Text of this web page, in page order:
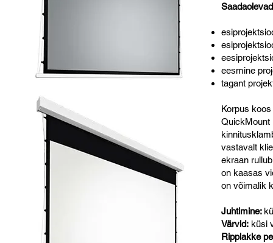
eesmine
tagant
Korpus
QuickMount
vastavalt
ekraan
on kaasas
on võimalik
Juhtimine:
Värvid: küsi
Ripplakke